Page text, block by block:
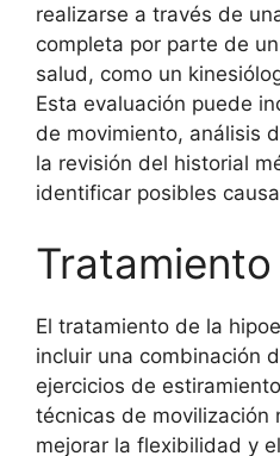
realizarse a través de
completa por parte de
salud, como un
Esta evaluación puede
de movimiento, análisis
la revisión del historial
identificar posibles
El tratamiento de la
incluir una combinación
ejercicios de
técnicas de movilización
mejorar la flexibilidad y